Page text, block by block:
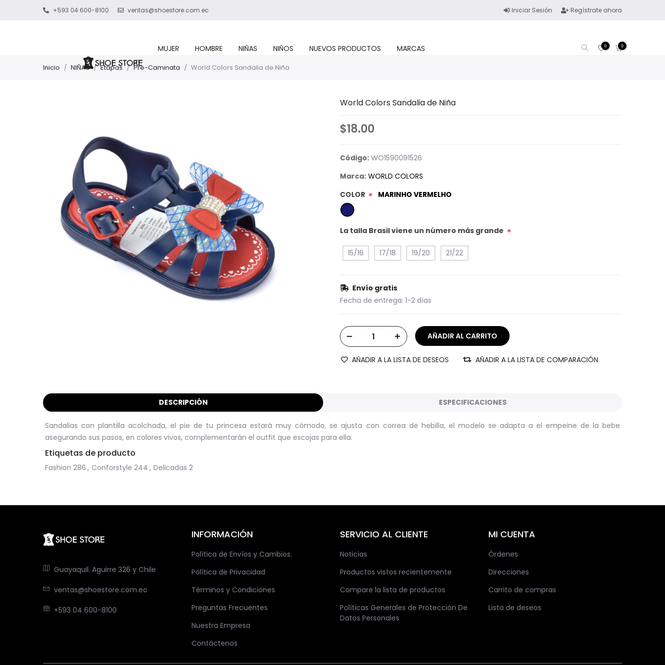
+593 04 600-8100 ventas@shoestore.com.ec Iniciar Sesión Regístrate ahora
MUJER HOMBRE NIÑAS NIÑOS NUEVOS PRODUCTOS MARCAS 0 0
Inicio / NIÑAS / Etapas / Pre-Caminata / World Colors Sandalia de Niña
World Colors Sandalia de Niña
$18.00
Código: WO1590091526
Marca: WORLD COLORS
COLOR * MARINHO VERMELHO
La talla Brasil viene un número más grande *
15/16 17/18 19/20 21/22
Envío gratis
Fecha de entrega: 1-2 días
AÑADIR A LA LISTA DE DESEOS AÑADIR A LA LISTA DE COMPARACIÓN
DESCRIPCIÓN ESPECIFICACIONES
Sandalias con plantilla acolchada, el pie de tu princesa estará muy cómodo, se ajusta con correa de hebilla, el modelo se adapta a el empeine de la bebe
asegurando sus pasos, en colores vivos, complementarán el outfit que escojas para ella.
Etiquetas de producto
Fashion 286 , Conforstyle 244 , Delicadas 2
Guayaquil. Aguirre 326 y Chile
ventas@shoestore.com.ec
+593 04 600-8100
INFORMACIÓN
Política de Envíos y Cambios.
Política de Privacidad
Términos y Condiciones
Preguntas Frecuentes
Nuestra Empresa
Contáctenos
SERVICIO AL CLIENTE
Noticias
Productos vistos recientemente
Compare la lista de productos
Políticas Generales de Protección De
Datos Personales
MI CUENTA
Órdenes
Direcciones
Carrito de compras
Lista de deseos